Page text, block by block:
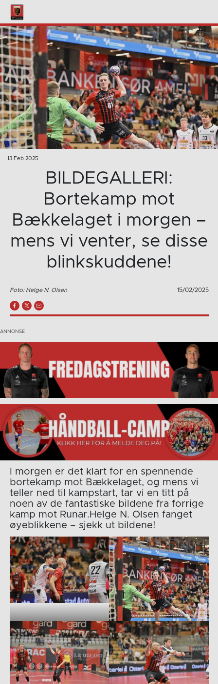
13 Feb 2025
BILDEGALLERI:
Bortekamp mot
Bækkelaget i morgen –
mens vi venter, se disse
blinkskuddene!
Foto: Helge N. Olsen 15/02/2025
I morgen er det klart for en spennende
bortekamp mot Bækkelaget, og mens vi
teller ned til kampstart, tar vi en titt på
noen av de fantastiske bildene fra forrige
kamp mot Runar.Helge N. Olsen fanget
øyeblikkene – sjekk ut bildene!